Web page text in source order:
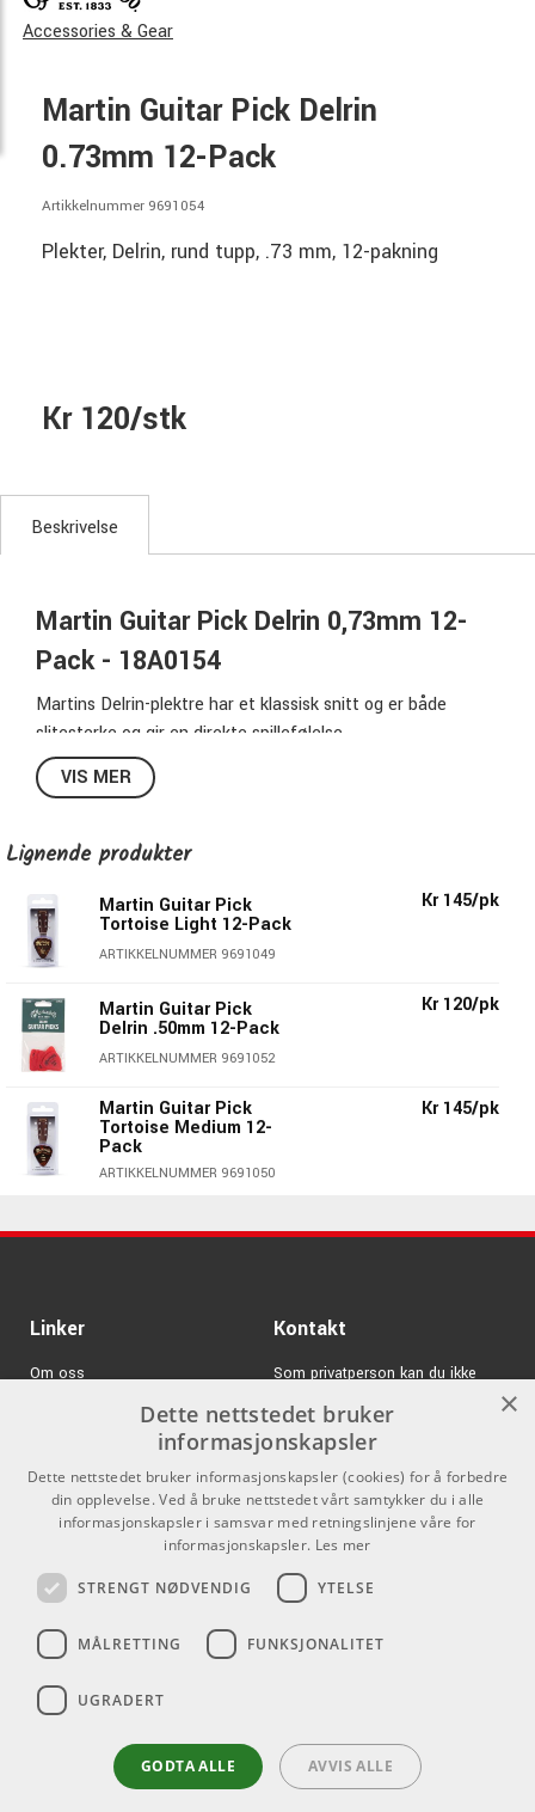
Accessories & Gear
Martin Guitar Pick Delrin
0.73mm 12-Pack
Artikkelnummer 9691054
Plekter, Delrin, rund tupp, .73 mm, 12-pakning
Kr 120/stk
Beskrivelse
Martin Guitar Pick Delrin 0,73mm 12-
Pack - 18A0154
Martins Delrin-plektre har et klassisk snitt og er både
slitesterke og gir en direkte spillefølelse.
Delrin
Rund tupp
12 stk pr pakke
VIS MER
Lignende produkter
Martin Guitar Pick
Tortoise Light 12-Pack
ARTIKKELNUMMER 9691049
Kr 145/pk
Martin Guitar Pick
Delrin .50mm 12-Pack
ARTIKKELNUMMER 9691052
Kr 120/pk
Martin Guitar Pick
Tortoise Medium 12-
Pack
ARTIKKELNUMMER 9691050
Kr 145/pk
Tortoise Heavy 12-
ARTIKKELNUMMER 9691056
Martin Guitar Pick
Delrin .88 mm 12-Pack
ARTIKKELNUMMER 9691055
Martin Guitar Pick
Delrin 1.14 mm 12-Pack
ARTIKKELNUMMER 9691057
Martin Guitar Pick
Delrin .88 mm 12-Pack
ARTIKKELNUMMER 9691055
Martin Guitar Pick
Delrin 1.14 mm 12-Pack
Linker
Om oss
GDPR & Cookies
Kontakt
Som privatperson kan du ikke
kjøpe på denne nettsiden, alt salg
skjer gjennom våre forhandlere.
info@emnordic.no
×
Dette nettstedet bruker
informasjonskapsler
Dette nettstedet bruker informasjonskapsler (cookies) for å forbedre
din opplevelse. Ved å bruke nettstedet vårt samtykker du i alle
informasjonskapsler i samsvar med retningslinjene våre for
informasjonskapsler. Les mer
STRENGT NØDVENDIG YTELSE
MÅLRETTING FUNKSJONALITET
UGRADERT
GODTA ALLE AVVIS ALLE